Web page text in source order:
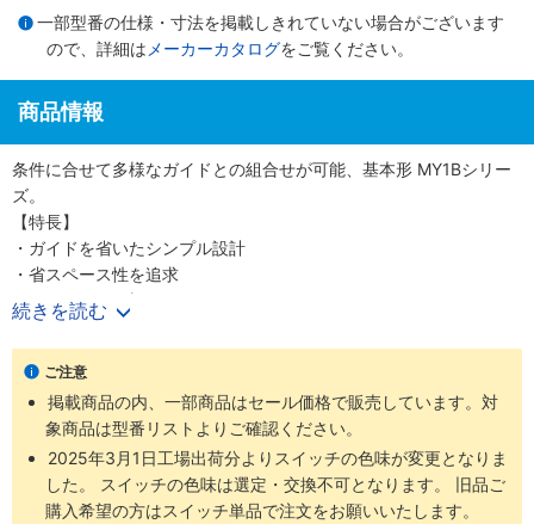
一部型番の仕様・寸法を掲載しきれていない場合がございます
ので、詳細は メーカーカタログをご覧ください。
商品情報
条件に合せて多様なガイドとの組合せが可能、基本形 MY1Bシリー
ズ。
【特長】
・ガイドを省いたシンプル設計
・省スペース性を追求
・Φ10～100（直径10～100mm）までのワイドバリエーション
【20-シリーズ 銅系・フッ素系不可仕様】
・銅材質、フッ素材質を嫌う環境での使用に対応
・外形寸法は標準品と同一
続きを読む
ご注意
掲載商品の内、一部商品はセール価格で販売しています。対
象商品は型番リストよりご確認ください。
2025年3月1日工場出荷分よりスイッチの色味が変更となりま
した。 スイッチの色味は選定・交換不可となります。 旧品ご
購入希望の方はスイッチ単品で注文をお願いいたします。